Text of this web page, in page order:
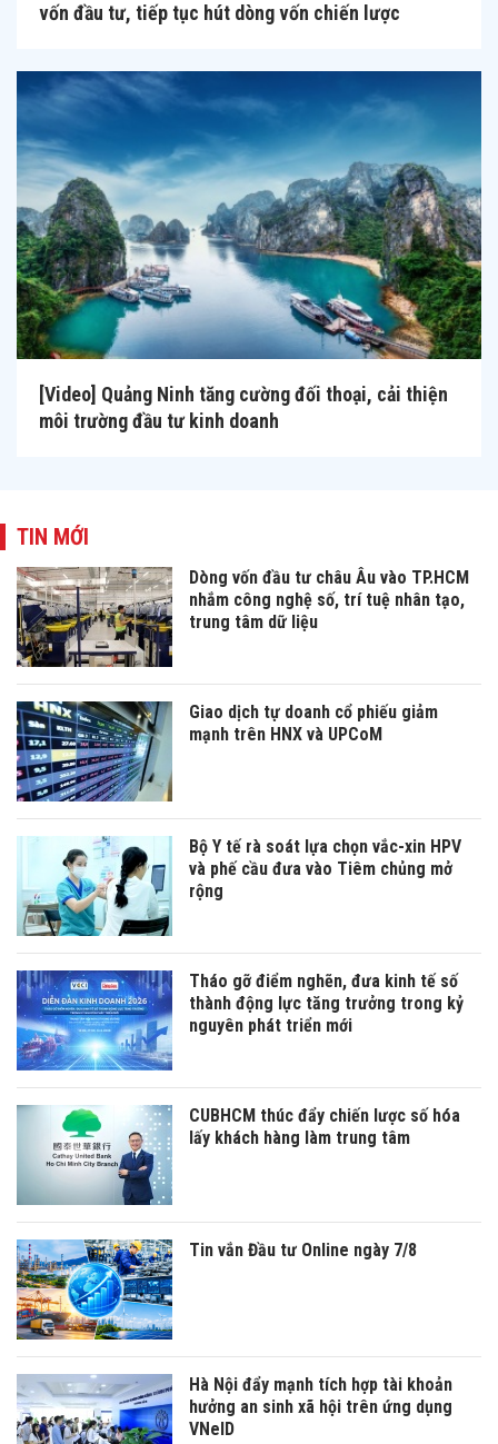
vốn đầu tư, tiếp tục hút dòng vốn chiến lược
[Video] Quảng Ninh tăng cường đối thoại, cải thiện
môi trường đầu tư kinh doanh
TIN MỚI
Dòng vốn đầu tư châu Âu vào TP.HCM
nhắm công nghệ số, trí tuệ nhân tạo,
trung tâm dữ liệu
Giao dịch tự doanh cổ phiếu giảm
mạnh trên HNX và UPCoM
Bộ Y tế rà soát lựa chọn vắc-xin HPV
và phế cầu đưa vào Tiêm chủng mở
rộng
Tháo gỡ điểm nghẽn, đưa kinh tế số
thành động lực tăng trưởng trong kỷ
nguyên phát triển mới
CUBHCM thúc đẩy chiến lược số hóa
lấy khách hàng làm trung tâm
Tin vắn Đầu tư Online ngày 7/8
Hà Nội đẩy mạnh tích hợp tài khoản
hưởng an sinh xã hội trên ứng dụng
VNeID